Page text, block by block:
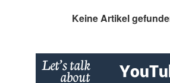
Keine Artikel